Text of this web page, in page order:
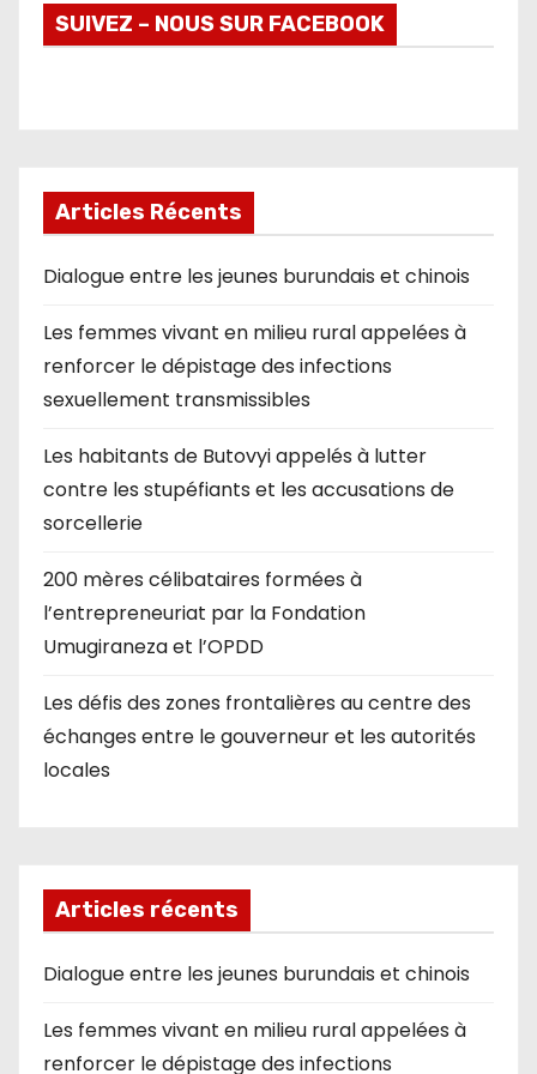
SUIVEZ – NOUS SUR FACEBOOK
Articles Récents
Dialogue entre les jeunes burundais et chinois
Les femmes vivant en milieu rural appelées à
renforcer le dépistage des infections
sexuellement transmissibles
Les habitants de Butovyi appelés à lutter
contre les stupéfiants et les accusations de
sorcellerie
200 mères célibataires formées à
l’entrepreneuriat par la Fondation
Umugiraneza et l’OPDD
Les défis des zones frontalières au centre des
échanges entre le gouverneur et les autorités
locales
Articles récents
Dialogue entre les jeunes burundais et chinois
Les femmes vivant en milieu rural appelées à
renforcer le dépistage des infections